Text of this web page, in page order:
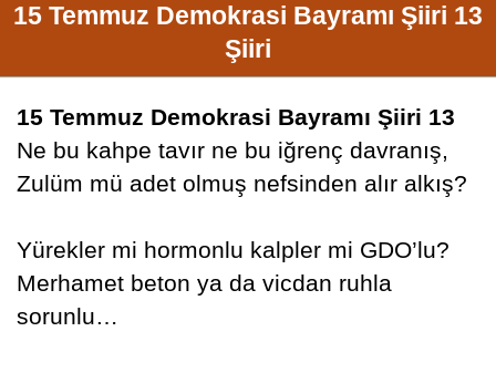
15 Temmuz Demokrasi Bayramı Şiiri 13
Şiiri
15 Temmuz Demokrasi Bayramı Şiiri 13
Ne bu kahpe tavır ne bu iğrenç davranış,
Zulüm mü adet olmuş nefsinden alır alkış?
Yürekler mi hormonlu kalpler mi GDO’lu?
Merhamet beton ya da vicdan ruhla
sorunlu…